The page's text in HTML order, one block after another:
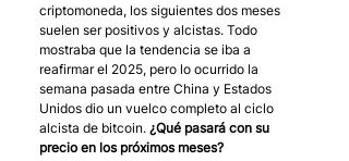
criptomoneda, los siguientes dos meses
suelen ser positivos y alcistas. Todo
mostraba que la tendencia se iba a
reafirmar el 2025, pero lo ocurrido la
semana pasada entre China y Estados
Unidos dio un vuelco completo al ciclo
alcista de bitcoin. ¿Qué pasará con su
precio en los próximos meses?